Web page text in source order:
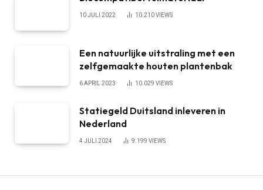
10 JULI 2022 10.210VIEWS
Een natuurlijke uitstraling met een
zelfgemaakte houten plantenbak
6 APRIL 2023 10.029 VIEWS
Statiegeld Duitsland inleveren in
Nederland
4 JULI 2024 9.199 VIEWS